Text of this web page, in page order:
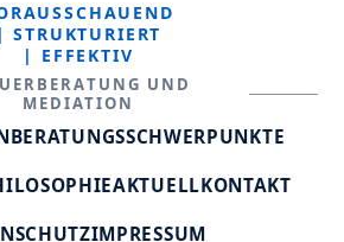
| STRUKTURIERT
| EFFEKTIV
UND
MEDIATION
BERATUNGSSCHWERPUNKTE
AKTUELLKONTAKT
IMPRESSUM